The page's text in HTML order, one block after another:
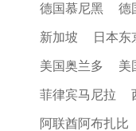
德国慕尼黑 德
新加坡 日本东
美国奥兰多 美
菲律宾马尼拉
阿联酋阿布扎比